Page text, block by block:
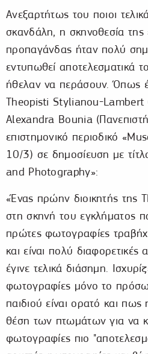
Ανεξαρτήτως του ποιοι
σκανδάλη, η σκηνοθεσία της
προπαγάνδας ήταν πολύ
εντυπωθεί αποτελεσματικά
ήθελαν να περάσουν. Όπως
Theopisti Stylianou-Lambert
Alexandra Bounia
επιστημονικό περιοδικό
10/3) σε δημοσίευση με
and Photography»:
«Ένας πρώην διοικητής της
στη σκηνή του εγκλήματος
πρώτες φωτογραφίες
και είναι πολύ
έγινε τελικά διάσημη.
φωτογραφίες μόνο το
παιδιού είναι ορατό και
θέση των πτωμάτων για να
φωτογραφίες πιο